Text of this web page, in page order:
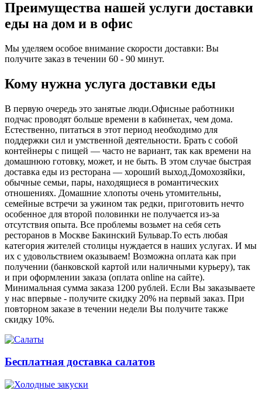
Преимущества нашей услуги доставки
еды на дом и в офис
Мы уделяем особое внимание скорости доставки: Вы
получите заказ в течении 60 - 90 минут.
Кому нужна услуга доставки еды
В первую очередь это занятые люди.Офисные работники
подчас проводят больше времени в кабинетах, чем дома.
Естественно, питаться в этот период необходимо для
поддержки сил и умственной деятельности. Брать с собой
контейнеры с пищей ― часто не вариант, так как времени на
домашнюю готовку, может, и не быть. В этом случае быстрая
доставка еды из ресторана ― хороший выход.Домохозяйки,
обычные семьи, пары, находящиеся в романтических
отношениях. Домашние хлопоты очень утомительны,
семейные встречи за ужином так редки, приготовить нечто
особенное для второй половинки не получается из-за
отсутствия опыта. Все проблемы возьмет на себя сеть
ресторанов в Москве Бакинский Бульвар.То есть любая
категория жителей столицы нуждается в наших услугах. И мы
их с удовольствием оказываем! Возможна оплата как при
получении (банковской картой или наличными курьеру), так
и при оформлении заказа (оплата online на сайте).
Минимальная сумма заказа 1200 рублей. Если Вы заказываете
у нас впервые - получите скидку 20% на первый заказ. При
повторном заказе в течении недели Вы получите также
скидку 10%.
Бесплатная доставка салатов